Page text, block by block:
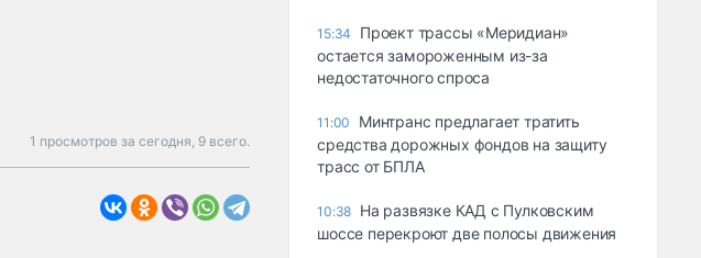
1 просмотров за сегодня, 9 всего.
15:34
Проект трассы «Меридиан»
остается замороженным из-за
недостаточного спроса
11:00
Минтранс предлагает тратить
средства дорожных фондов на защиту
трасс от БПЛА
10:38 На развязке КАД с Пулковским
шоссе перекроют две полосы движения